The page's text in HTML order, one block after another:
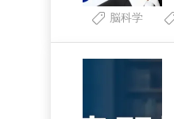
脳科学